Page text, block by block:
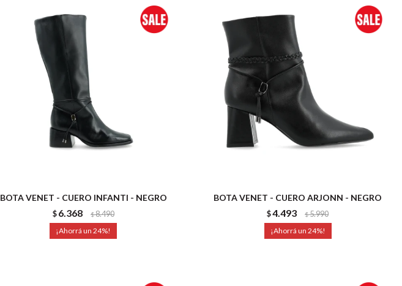
BOTA VENET - CUERO INFANTI - NEGRO
$6.368 $8.490
24
BOTA VENET - CUERO ARJONN - NEGRO
$4.493 $5.990
24